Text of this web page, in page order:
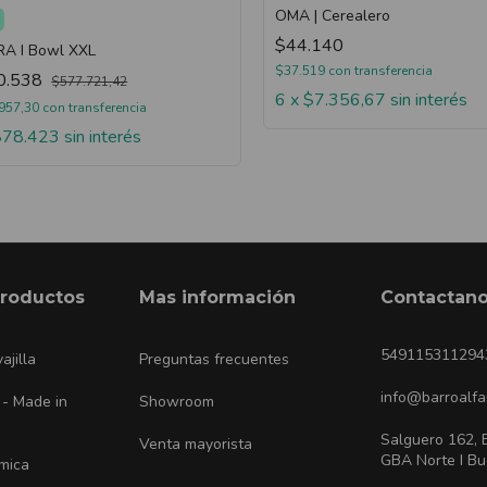
I Bowl XXL
$577.721,42
con transferencia
sin interés
OMA | Cerealero
$44.140
$37.519 con transferencia
6 x$7.356,67 sin interés
Made in
Mas información
Preguntas frecuentes
Showroom
Venta mayorista
Salguero 162,
GBA Norte I